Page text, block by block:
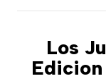
Los